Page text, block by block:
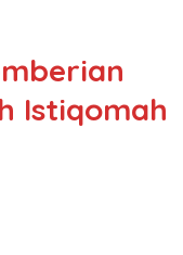
Istiqomah